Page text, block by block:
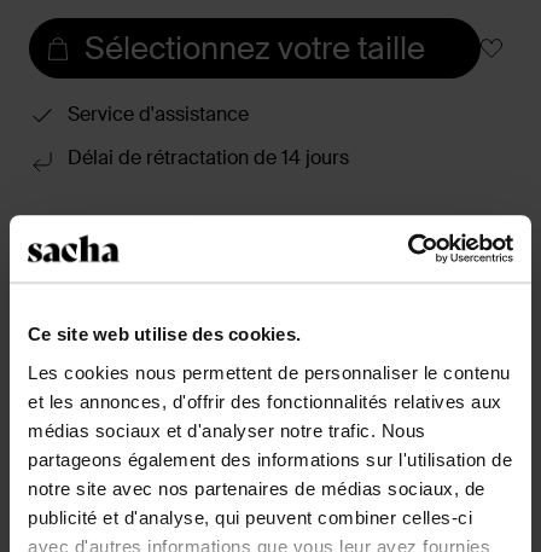
Ce site web utilise des cookies.
Les cookies nous permettent de personnaliser le contenu
et les annonces, d'offrir des fonctionnalités relatives aux
médias sociaux et d'analyser notre trafic. Nous
partageons également des informations sur l'utilisation de
notre site avec nos partenaires de médias sociaux, de
publicité et d'analyse, qui peuvent combiner celles-ci
avec d'autres informations que vous leur avez fournies
Sélectionnez votre taille
Service d'assistance
Délai de rétractation de 14 jours
Description du produit
Bottes à enfiler en cuir de Sacha avec un design
hautes sont en cuir, ont une doublure en cuir et n'ont
pas de fermeture. La tige a une hauteur de 40 cm et
une circonférence de 39 cm. Utilisez les bons produits
d'entretien !
Détails du produit